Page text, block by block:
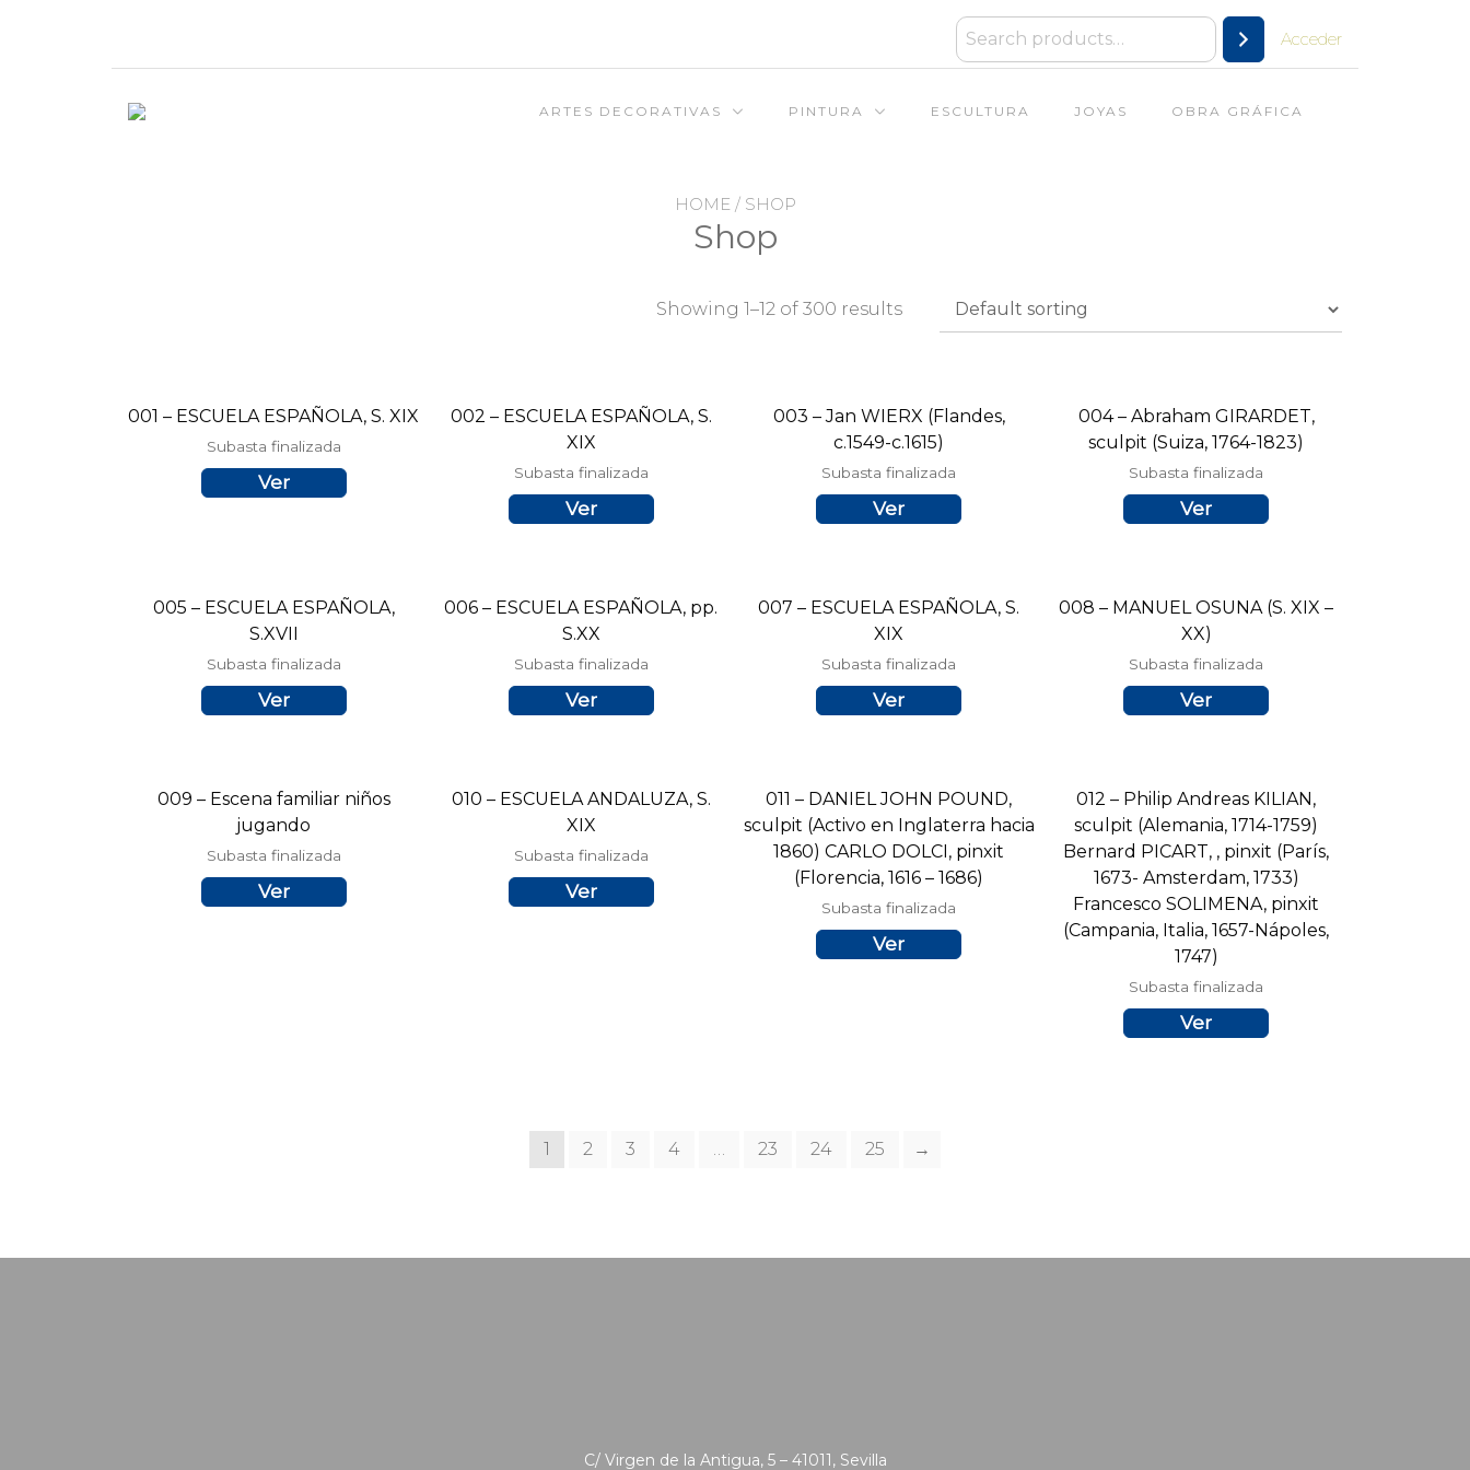
Acceder
ARTES DECORATIVAS PINTURA ESCULTURA JOYAS OBRA GRÁFICA
HOME/ SHOP
Shop
Showing 1–12 of 300 results
001 – ESCUELA ESPAÑOLA, S. XIX
Subasta finalizada
Ver
002 – ESCUELA ESPAÑOLA, S.
XIX
Subasta finalizada
Ver
003 – Jan WIERX (Flandes,
c.1549-c.1615)
Subasta finalizada
Ver
004 – Abraham GIRARDET,
sculpit (Suiza, 1764-1823)
Subasta finalizada
Ver
005 – ESCUELA ESPAÑOLA,
S.XVII
Subasta finalizada
Ver
006 – ESCUELA ESPAÑOLA, pp.
S.XX
Subasta finalizada
Ver
007 – ESCUELA ESPAÑOLA, S.
XIX
Subasta finalizada
Ver
008 – MANUEL OSUNA (S. XIX –
XX)
Subasta finalizada
Ver
009 – Escena familiar niños
jugando
Subasta finalizada
Ver
010 – ESCUELA ANDALUZA, S.
XIX
Subasta finalizada
Ver
011 – DANIEL JOHN POUND,
sculpit (Activo en Inglaterra hacia
1860) CARLO DOLCI, pinxit
(Florencia, 1616 – 1686)
Subasta finalizada
Ver
012 – Philip Andreas KILIAN,
sculpit (Alemania, 1714-1759)
Bernard PICART, , pinxit (París,
1673- Amsterdam, 1733)
Francesco SOLIMENA, pinxit
(Campania, Italia, 1657-Nápoles,
1747)
Subasta finalizada
Ver
1 2 3 4 … 23 24 25 →
C/ Virgen de la Antigua, 5 – 41011, Sevilla